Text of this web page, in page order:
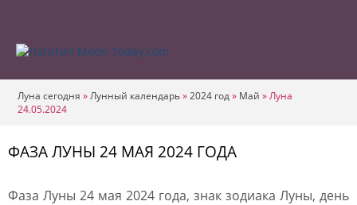
Луна сегодня »Лунный календарь»2024 год» Май »Луна
24.05.2024
ФАЗА ЛУНЫ 24 МАЯ 2024 ГОДА
Фаза Луны 24 мая 2024 года, знак зодиака Луны, день